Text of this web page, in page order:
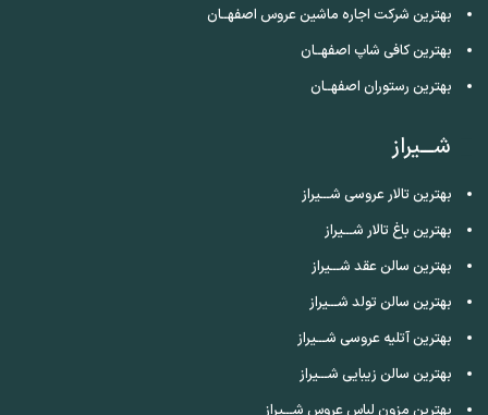
بهترین شرکت اجاره ماشین عروس اصفهــان
بهترین کافی شاپ اصفهــان
بهترین رستوران اصفهــان
شـــیراز
بهترین تالار عروسی شـــیراز
بهترین باغ تالار شـــیراز
بهترین سالن عقد شـــیراز
بهترین سالن تولد شـــیراز
بهترین آتلیه عروسی شـــیراز
بهترین سالن زیبایی شـــیراز
بهترین مزون لباس عروس شـــیراز